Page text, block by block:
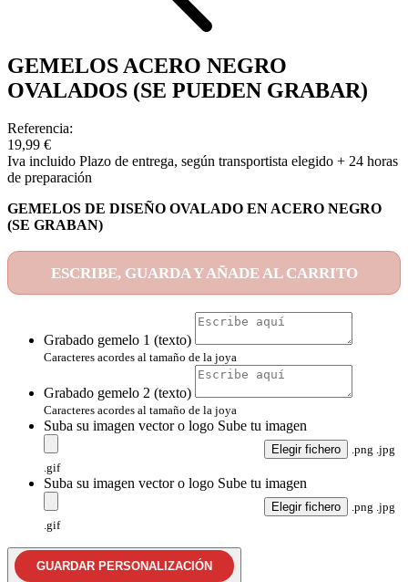
GEMELOS ACERO NEGRO
OVALADOS (SE PUEDEN GRABAR)
Referencia:
19,99 €
Iva incluido Plazo de entrega, según transportista elegido + 24 horas
de preparación
GEMELOS DE DISEÑO OVALADO EN ACERO NEGRO
(SE GRABAN)
ESCRIBE, GUARDA Y AÑADE AL CARRITO
Grabado gemelo 1 (texto)
Caracteres acordes al tamaño de la joya
Grabado gemelo 2 (texto)
Caracteres acordes al tamaño de la joya
Suba su imagen vector o logo Sube tu imagen
Elegir fichero
.png .jpg
.gif
Suba su imagen vector o logo Sube tu imagen
Elegir fichero
.png .jpg
.gif
GUARDAR PERSONALIZACIÓN